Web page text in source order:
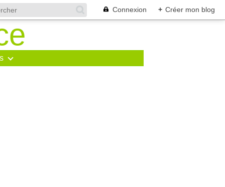
Connexion + Créer mon blog